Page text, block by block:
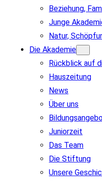
Beziehung,
Junge
Natur,
Die Akademie
Rückblick auf
Hauszeitung
News
Über uns
Juniorzeit
Das Team
Die Stiftung
Unsere